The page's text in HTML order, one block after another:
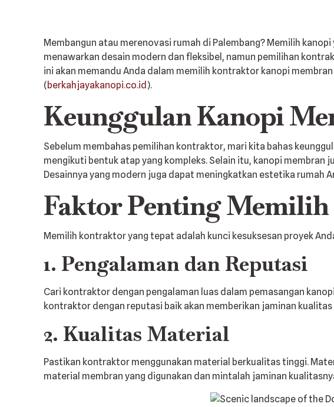
Membangun atau merenovasi rumah di Palembang? Memilih
menawarkan desain modern dan fleksibel, namun pemilihan
ini akan memandu Anda dalam memilih kontraktor kanopi
(berkahjayakanopi.co.id ).
Keunggulan Kanopi
Sebelum membahas pemilihan kontraktor, mari kita bahas
mengikuti bentuk atap yang kompleks. Selain itu, kanopi
Desainnya yang modern juga dapat meningkatkan estetika rumah
Faktor Penting
Memilih kontraktor yang tepat adalah kunci kesuksesan proyek
1. Pengalaman dan Reputasi
Cari kontraktor dengan pengalaman luas dalam pemasangan
kontraktor dengan reputasi baik akan memberikan jaminan kualitas
2. Kualitas Material
Pastikan kontraktor menggunakan material berkualitas tinggi.
material membran yang digunakan dan mintalah jaminan